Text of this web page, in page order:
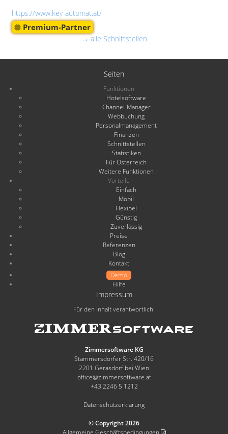
https://www.key-automat.at/
Premium-Partner
→ alle Schnittstellen
Seiten
Funktionen
Hotelsoftware
Channel-Manager
Webbuchung
Personalmanagement
Finanzen
Schnittstellen
Statistiken
Für Österreich
Weitere Funktionen
Vorteile
Einfach
Mobil
Flexibel
Günstig
Zuverlässig
Preise
Referenzen
Blog
Kontakt
Demo
Hilfe
Impressum
Für den Inhalt verantwortlich:
Zimmersoftware KG
Stammersdorfer Str. 420/16
2201 Gerasdorf bei Wien
office@zimmersoftware.at
+43 2246 5 1212
Datenschutzerklärung
© Copyright 2026
Allgemeine Geschäftsbedingungen